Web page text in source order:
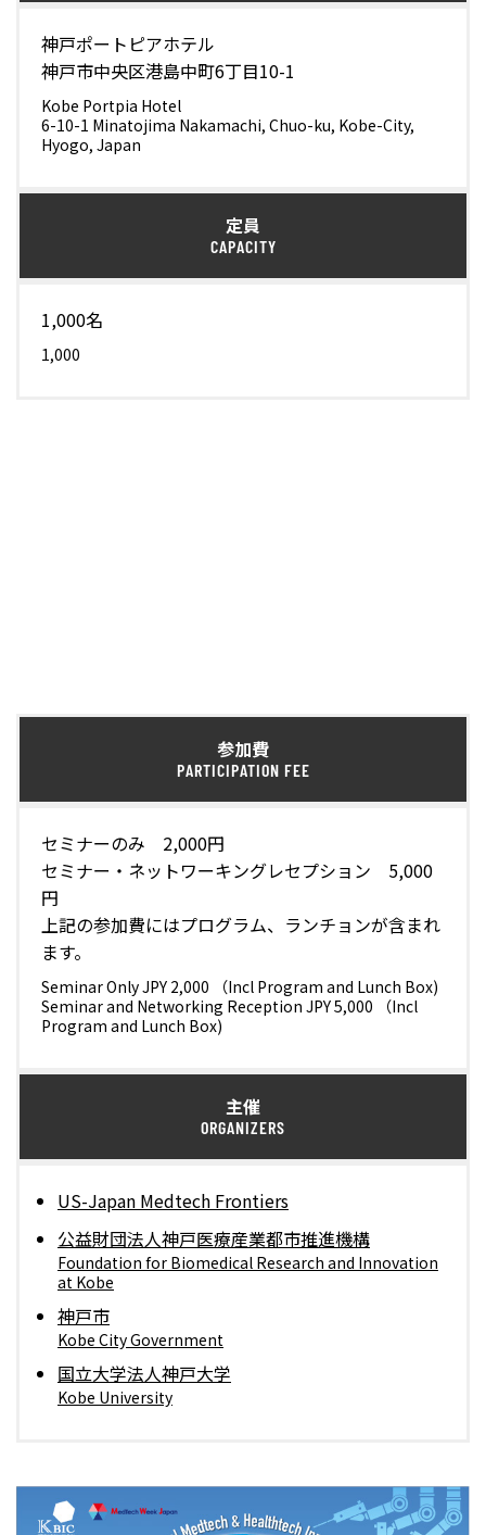
神戸ポートピアホテル
神戸市中央区港島中町6丁目10-1
Kobe Portpia Hotel
6-10-1 Minatojima Nakamachi, Chuo-ku, Kobe-City,
Hyogo, Japan
定員
CAPACITY
1,000名
1,000
参加費
PARTICIPATION FEE
セミナーのみ 2,000円
セミナー・ネットワーキングレセプション 5,000
円
上記の参加費にはプログラム、ランチョンが含まれ
ます。
Seminar Only JPY 2,000 （Incl Program and Lunch Box)
Seminar and Networking Reception JPY 5,000 （Incl
Program and Lunch Box)
主催
ORGANIZERS
US-Japan Medtech Frontiers
公益財団法人神戸医療産業都市推進機構
Foundation for Biomedical Research and Innovation
at Kobe
神戸市
Kobe City Government
国立大学法人神戸大学
Kobe University